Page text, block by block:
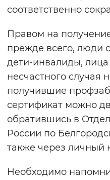
соответственно
Правом на
прежде всего, люди
дети-инвалиды, лица
несчастного случая
получившие
сертификат можно
обратившись в
России по
также через личный
Необходимо